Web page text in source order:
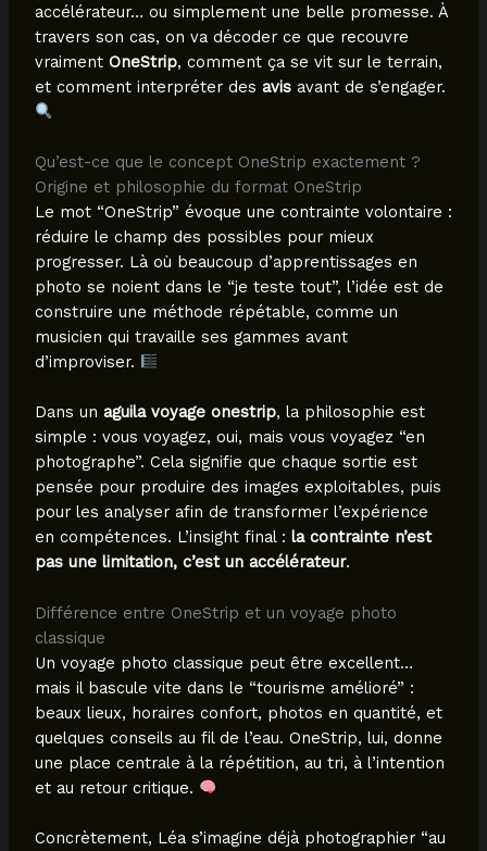
accélérateur… ou simplement une belle promesse. À
travers son cas, on va décoder ce que recouvre
vraiment OneStrip, comment ça se vit sur le terrain,
et comment interpréter des avisavant de s’engager.
Qu’est-ce que le concept OneStrip exactement ?
Origine et philosophie du format OneStrip
Le mot “OneStrip” évoque une contrainte volontaire :
réduire le champ des possibles pour mieux
progresser. Là où beaucoup d’apprentissages en
photo se noient dans le “je teste tout”, l’idée est de
construire une méthode répétable, comme un
musicien qui travaille ses gammes avant
d’improviser.
Dans un aguila voyage onestrip, la philosophie est
simple : vous voyagez, oui, mais vous voyagez “en
photographe”. Cela signifie que chaque sortie est
pensée pour produire des images exploitables, puis
pour les analyser afin de transformer l’expérience
en compétences. L’insight final : la contrainte n’est
pas une limitation, c’est un accélérateur.
Différence entre OneStrip et un voyage photo
classique
Un voyage photo classique peut être excellent…
mais il bascule vite dans le “tourisme amélioré” :
beaux lieux, horaires confort, photos en quantité, et
quelques conseils au fil de l’eau. OneStrip, lui, donne
une place centrale à la répétition, au tri, à l’intention
et au retour critique.
Concrètement, Léa s’imagine déjà photographier “au